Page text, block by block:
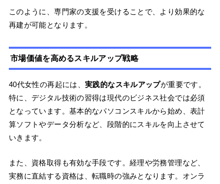
このように、専門家の支援を受けることで、より効果的な
再建が可能となります。
市場価値を高めるスキルアップ戦略
40代女性の再起には、実践的なスキルアップが重要です。
特に、デジタル技術の習得は現代のビジネス社会では必須
となっています。基本的なパソコンスキルから始め、表計
算ソフトやデータ分析など、段階的にスキルを向上させて
いきます。
また、資格取得も有効な手段です。経理や労務管理など、
実務に直結する資格は、転職時の強みとなります。オンラ